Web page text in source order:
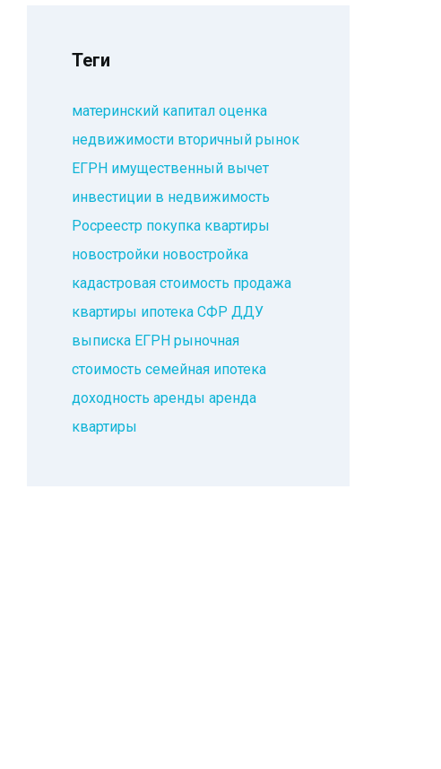
Теги
материнский капитал оценка
недвижимости вторичный рынок
ЕГРН имущественный вычет
инвестиции в недвижимость
Росреестр покупка квартиры
новостройки новостройка
кадастровая стоимость продажа
квартиры ипотека СФР ДДУ
выписка ЕГРН рыночная
стоимость семейная ипотека
доходность аренды аренда
квартиры